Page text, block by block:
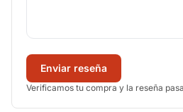
Enviar reseña
Verificamos tu compra y la reseña